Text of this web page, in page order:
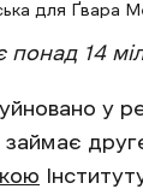
для Ґвара
14
у